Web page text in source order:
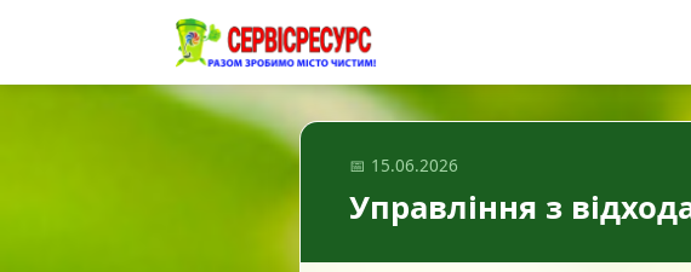
📅 15.06.2026
Управління з